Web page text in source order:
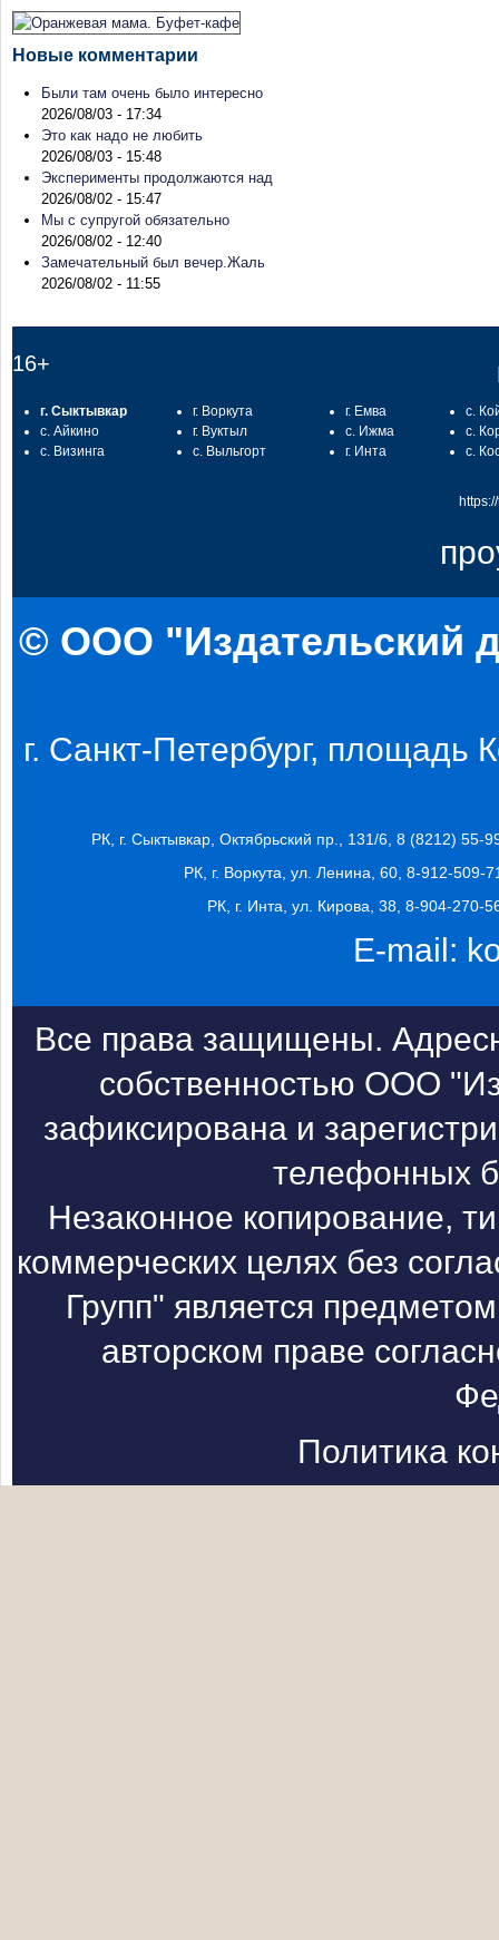
Новые комментарии
Были там очень было интересно
2026/08/03 - 17:34
Это как надо не любить
2026/08/03 - 15:48
Эксперименты продолжаются над
2026/08/02 - 15:47
Мы с супругой обязательно
2026/08/02 - 12:40
Замечательный был вечер.Жаль
2026/08/02 - 11:55
16+
г. Сыктывкар
с. Айкино
с. Визинга
г. Воркута
г. Вуктыл
с. Выльгорт
г. Емва
с. Ижма
г. Инта
с.
с.
с.
© ООО "Издательский
г. Санкт-Петербург, площадь
РК, г. Сыктывкар, Октябрьский пр., 131/6, 8 (8212) 55-
РК, г. Воркута, ул. Ленина, 60, 8-912-509-
РК, г. Инта, ул. Кирова, 38, 8-904-270-
E-mail:
Все права защищены.
собственностью ООО
зафиксирована и
телефонных
Незаконное копирование,
коммерческих целях без
Групп" является
авторском праве
Политика